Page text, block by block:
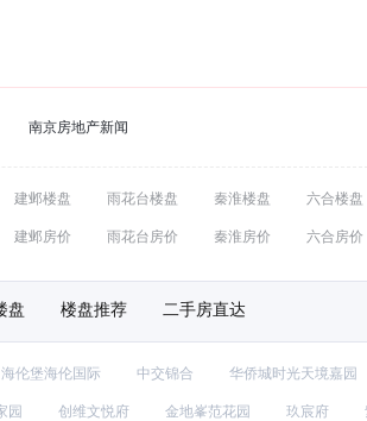
南京房地产新闻
建邺楼盘 雨花台楼盘 秦淮楼盘 六合楼盘
建邺房价 雨花台房价 秦淮房价 六合房价
盘 楼盘推荐 二手房直达
海伦堡海伦国际 中交锦合 华侨城时光天境嘉园
园 创维文悦府 金地峯范花园 玖宸府